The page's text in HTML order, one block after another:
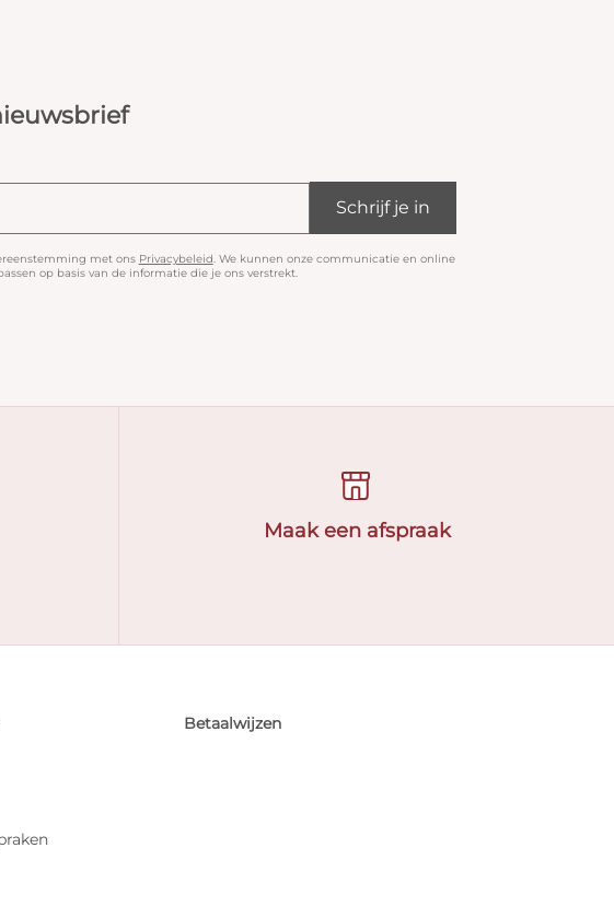
met ons Privacybeleid. We kunnen onze communicatie en online
op basis van de informatie die je ons verstrekt.
Schrijf je in
Maak een afspraak
Betaalwijzen